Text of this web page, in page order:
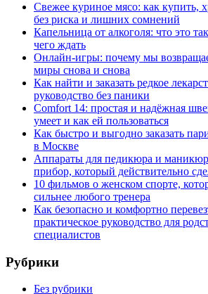
Свежее куриное мясо: как купить,
без риска и лишних сомнений
Капельница от алкоголя: что это
чего ждать
Онлайн-игры: почему мы
миры снова и снова
Как найти и заказать редкое
руководство без паники
Comfort 14: простая и надёжная
умеет и как ей пользоваться
Как быстро и выгодно заказать
в Москве
Аппараты для педикюра и
прибор, который действительно
10 фильмов о женском спорте,
сильнее любого тренера
Как безопасно и комфортно
практическое руководство для
специалистов
Рубрики
Без рубрики